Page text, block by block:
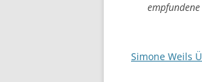
Simone Weils